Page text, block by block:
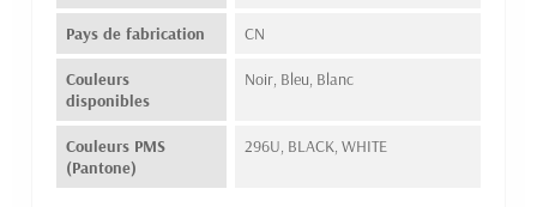
Pays de fabrication CN
Couleurs
disponibles
Noir, Bleu, Blanc
Couleurs PMS
(Pantone)
296U, BLACK, WHITE